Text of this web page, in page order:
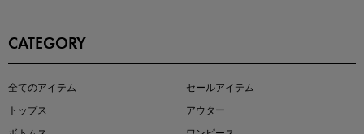
即戦力アイテム続々対象
CATEGORY
全てのアイテム
セールアイテム
トップス
アウター